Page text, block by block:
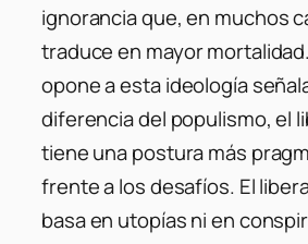
ignorancia que, en muchos
traduce en mayor
opone a esta ideología
diferencia del populismo, el
tiene una postura más
frente a los desafíos. El
basa en utopías ni en